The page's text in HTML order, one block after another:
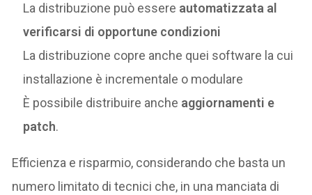
La distribuzione può essere automatizzata al
verificarsi di opportune condizioni
La distribuzione copre anche quei software la cui
installazione è incrementale o modulare
È possibile distribuire anche aggiornamenti e
patch.
Efficienza e risparmio, considerando che basta un
numero limitato di tecnici che, in una manciata di